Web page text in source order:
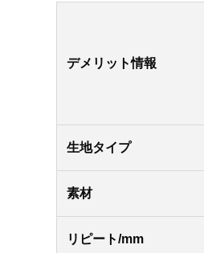
デメリット情報
生地タイプ
素材
リピート/mm